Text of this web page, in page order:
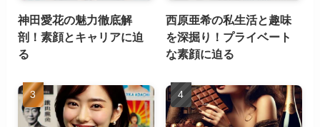
神田愛花の魅力徹底解
剖！素顔とキャリアに迫
る
西原亜希の私生活と趣味
を深掘り！プライベート
な素顔に迫る